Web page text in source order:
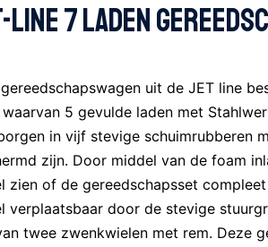
7 laden
uit de JET line
waarvan 5 gevulde laden met
in vijf stevige schuimrubberen
zijn. Door middel van de foam
zien of de gereedschapsset
verplaatsbaar door de stevige
twee zwenkwielen met rem. Deze